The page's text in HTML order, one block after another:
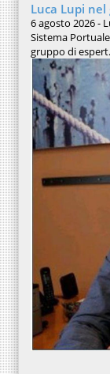
Luca Lupi
6 agosto 2026 -
Sistema
gruppo di